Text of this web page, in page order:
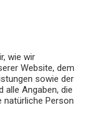
wie wir
Website, dem
sowie der
alle Angaben, die
Person